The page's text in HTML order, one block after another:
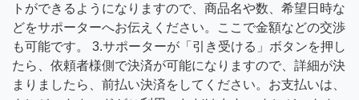
トができるようになりますので、商品名や数、希望日時な
どをサポーターへお伝えください。ここで金額などの交渉
も可能です。 3.サポーターが「引き受ける」ボタンを押し
たら、依頼者様側で決済が可能になりますので、詳細が決
まりましたら、前払い決済をしてください。お支払いは、